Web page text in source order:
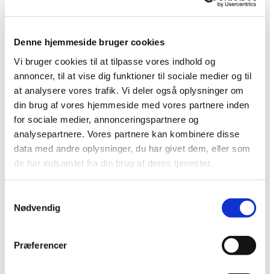
Denne hjemmeside bruger cookies
Vi bruger cookies til at tilpasse vores indhold og
annoncer, til at vise dig funktioner til sociale medier og til
at analysere vores trafik. Vi deler også oplysninger om
din brug af vores hjemmeside med vores partnere inden
for sociale medier, annonceringspartnere og
analysepartnere. Vores partnere kan kombinere disse
data med andre oplysninger, du har givet dem, eller som
de har indsamlet fra din brug af deres tjenester.
Nødvendig
Præferencer
Du vil måske også kunne lide...